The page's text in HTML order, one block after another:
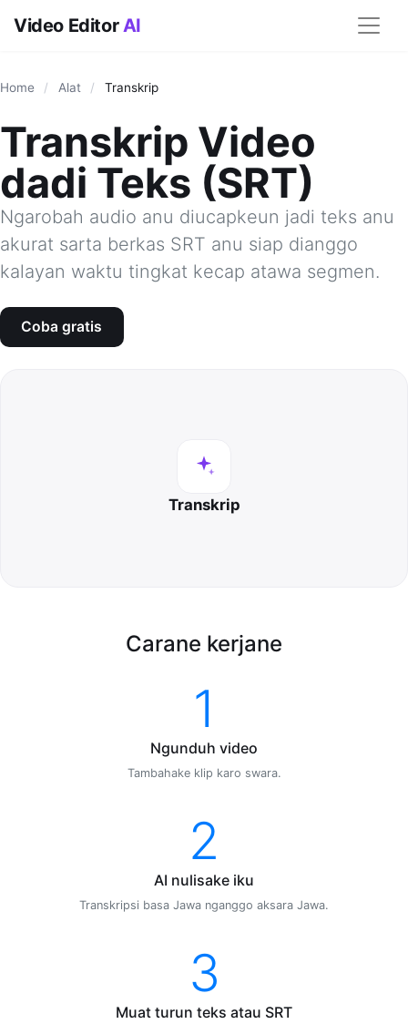
Video EditorAI
Home / Alat / Transkrip
Transkrip Video
dadi Teks (SRT)
Ngarobah audio anu diucapkeun jadi teks anu
akurat sarta berkas SRT anu siap dianggo
kalayan waktu tingkat kecap atawa segmen.
Coba gratis
Transkrip
Carane kerjane
1
Ngunduh video
Tambahake klip karo swara.
2
AI nulisake iku
Transkripsi basa Jawa nganggo aksara Jawa.
3
Muat turun teks atau SRT